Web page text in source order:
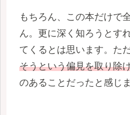
もちろん、この本だけで
ん。更に深く知ろうとす
てくるとは思います。ただ
そうという偏見を取り除
のあることだったと感じま